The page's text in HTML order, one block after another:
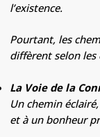
l’existence.
Pourtant, les
diffèrent selon les
La Voie de la
Un chemin
et à un bonheur